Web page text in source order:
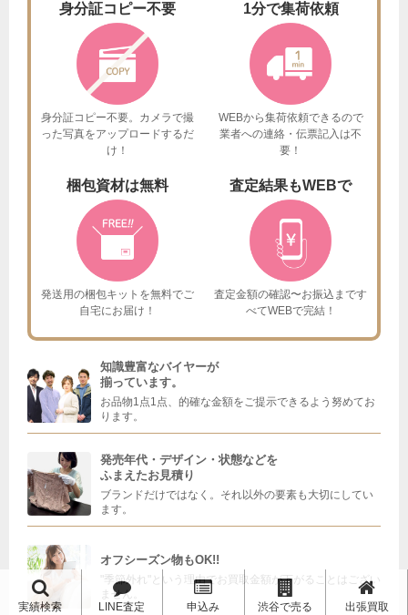
身分証コピー不要
身分証コピー不要。カメラで撮
った写真をアップロードするだ
け！
1分で集荷依頼
WEBから集荷依頼できるので
業者への連絡・伝票記入は不
要！
梱包資材は無料
発送用の梱包キットを無料でご
自宅にお届け！
査定結果もWEBで
査定金額の確認〜お振込まです
べてWEBで完結！
知識豊富なバイヤーが
揃っています。
お品物1点1点、的確な金額をご提示できるよう努めてお
ります。
発売年代・デザイン・状態などを
ふまえたお見積り
ブランドだけではなく。それ以外の要素も大切にしてい
ます。
オフシーズン物もOK!!
"季節外れ"という理由でお買取金額が下がることはござい
ません。
実績検索
LINE査定 申込み 渋谷で売る 出張買取